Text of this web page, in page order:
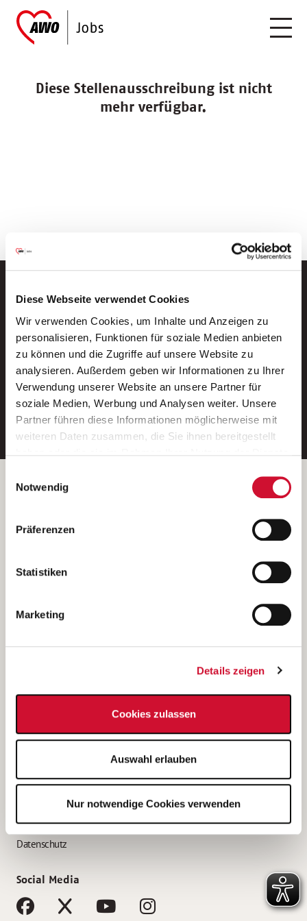
Diese Webseite verwendet Cookies
Wir verwenden Cookies, um Inhalte und Anzeigen zu
personalisieren, Funktionen für soziale Medien anbieten
zu können und die Zugriffe auf unsere Website zu
analysieren. Außerdem geben wir Informationen zu Ihrer
Verwendung unserer Website an unsere Partner für
soziale Medien, Werbung und Analysen weiter. Unsere
Partner führen diese Informationen möglicherweise mit
weiteren Daten zusammen, die Sie ihnen bereitgestellt
Wenn Sie auf „Cookies zulassen“ klicken, so stimmen
Sie der Speicherung sämtlicher Cookies zu. Sie können
Ihre Einwilligung selbstverständlich jederzeit widerrufen,
indem Sie die Cookie-Einstellungen aufrufen und diese
unsererDatenschutzerklärung
Notwendig
Präferenzen
Statistiken
Marketing
Details zeigen
Cookies zulassen
Auswahl erlauben
Nur notwendige Cookies verwenden
Diese Stellenausschreibung ist nicht
mehr verfügbar.
Neue Stellen per E-Mail.
Ein kostenloser Service von AWO
Jobs.
E-Mail-Adresse eintragen
Betreiber der Webseite
Kantstraße 45a
(Ein Tochterunternehmen des AWO Bezirksverbandes Unterfranken
e.V.)
Bewerbung als Altenpflegehelfer*in
Bewerbung als Erzieher*in
AWO Gliederungen nach Bundesland
Impressum
Datenschutz
Social Media